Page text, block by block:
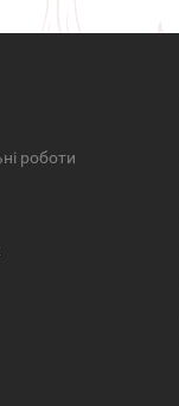
роботи